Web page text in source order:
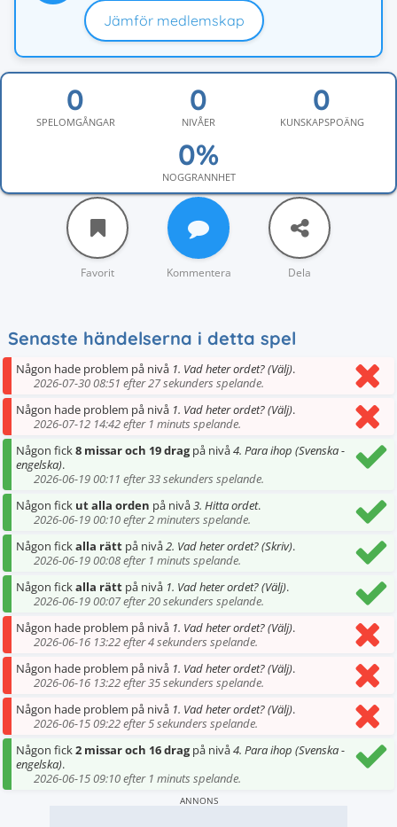
Jämför medlemskap
SPELOMGÅNGAR NIVÅER KUNSKAPSPOÄNG
NOGGRANNHET
Favorit Kommentera Dela
Senaste händelserna i detta spel
Någon hade problem på nivå 1. Vad heter ordet? (Välj).
2026-07-30 08:51 efter 27 sekunders spelande.
Någon hade problem på nivå 1. Vad heter ordet? (Välj).
2026-07-12 14:42 efter 1 minuts spelande.
Någon fick8 missar och 19 dragpå nivå4. Para ihop (Svenska -
engelska).
2026-06-19 00:11 efter 33 sekunders spelande.
Någon fick ut alla orden på nivå3. Hitta ordet.
2026-06-19 00:10 efter 2 minuters spelande.
Någon fickalla rätt på nivå2. Vad heter ordet? (Skriv).
2026-06-19 00:08 efter 1 minuts spelande.
Någon fickalla rätt på nivå 1. Vad heter ordet? (Välj).
2026-06-19 00:07 efter 20 sekunders spelande.
Någon hade problem på nivå 1. Vad heter ordet? (Välj).
2026-06-16 13:22 efter 4 sekunders spelande.
Någon hade problem på nivå 1. Vad heter ordet? (Välj).
2026-06-16 13:22 efter 35 sekunders spelande.
Någon hade problem på nivå 1. Vad heter ordet? (Välj).
2026-06-15 09:22 efter 5 sekunders spelande.
Någon fick2 missar och 16 dragpå nivå4. Para ihop (Svenska -
engelska).
2026-06-15 09:10 efter 1 minuts spelande.
ANNONS